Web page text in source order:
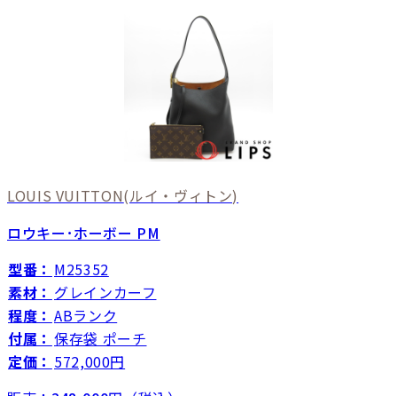
LOUIS VUITTON(ルイ・ヴィトン)
ロウキー･ホーボー PM
型番： M25352
素材： グレインカーフ
程度： ABランク
付属： 保存袋 ポーチ
定価： 572,000円